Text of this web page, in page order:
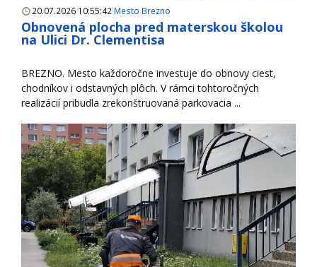
20.07.2026 10:55:42 Mesto Brezno
Obnovená plocha pred materskou školou
na Ulici Dr. Clementisa
BREZNO. Mesto každoročne investuje do obnovy ciest,
chodníkov i odstavných plôch. V rámci tohtoročných
realizácií pribudla zrekonštruovaná parkovacia ...